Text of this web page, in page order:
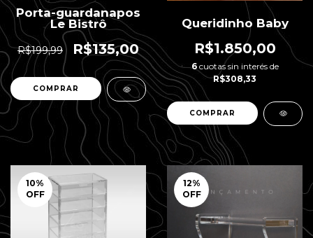
Porta-guardanapos
Le Bistrô
R$199,99 R$135,00
Queridinho Baby
R$1.850,00
6cuotas sin interés de
R$308,33
10%
OFF
12%
OFF